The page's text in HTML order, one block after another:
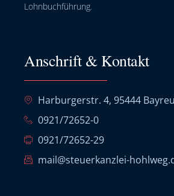
Lohnbuchführung.
Anschrift & Kontakt
Harburgerstr. 4, 95444
0921/72652-0
0921/72652-29
mail@steuerkanzlei-